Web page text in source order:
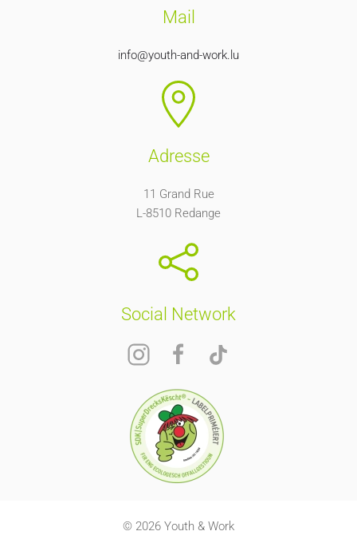
Mail
info@youth-and-work.lu
Adresse
11 Grand Rue
L-8510 Redange
Social Network
© 2026 Youth & Work